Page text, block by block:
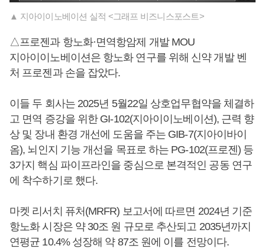
▲ 지아이이노베이션 실적 <그래프 비즈니스포스트>
△프로젠과 항노화·면역항암제 개발 MOU
지아이이노베이션은 항노화 연구를 위해 신약 개발 벤
처 프로젠과 손을 잡았다.
이들 두 회사는 2025년 5월22일 상호업무협약을 체결하
고 면역 증강을 위한 GI-102(지아이이노베이션), 근력 향
상 및 장내 환경 개선에 도움을 주는 GIB-7(지아이바이
옴), 뇌인지 기능 개선을 목표로 하는 PG-102(프로젠) 등
3가지 핵심 파이프라인을 중심으로 본격적인 공동 연구
에 착수하기로 했다.
마켓 리서치 퓨처(MRFR) 보고서에 따르면 2024년 기준
항노화 시장은 약 30조 원 규모로 추산되고 2035년까지
연평균 10.4% 성장해 약 87조 원에 이를 전망이다.